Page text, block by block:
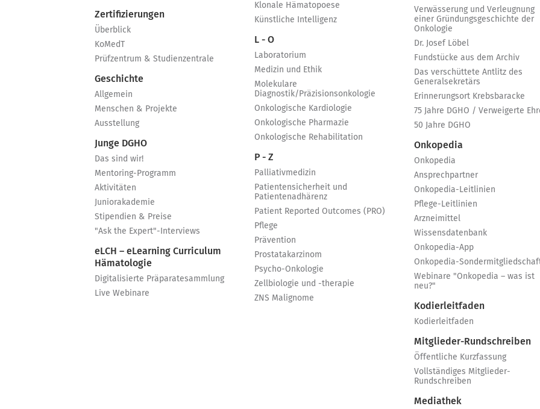
Zertifizierungen
Überblick
KoMedT
Prüfzentrum & Studienzentrale
Geschichte
Allgemein
Menschen & Projekte
Ausstellung
Junge DGHO
Das sind wir!
Mentoring-Programm
Aktivitäten
Juniorakademie
Stipendien & Preise
"Ask the Expert"-Interviews
eLCH – eLearning Curriculum
Hämatologie
Digitalisierte Präparatesammlung
Live Webinare
Klonale Hämatopoese
Künstliche Intelligenz
L - O
Laboratorium
Medizin und Ethik
Molekulare
Diagnostik/Präzisionsonkologie
Onkologische Kardiologie
Onkologische Pharmazie
Onkologische Rehabilitation
P - Z
Palliativmedizin
Patientensicherheit und
Patientenadhärenz
Patient Reported Outcomes (PRO)
Pflege
Prävention
Prostatakarzinom
Psycho-Onkologie
Zellbiologie und -therapie
ZNS Malignome
Verwässerung und Verleugnung
einer Gründungsgeschichte der
Onkologie
Dr. Josef Löbel
Fundstücke aus dem Archiv
Das verschüttete Antlitz des
Generalsekretärs
Erinnerungsort Krebsbaracke
75 Jahre DGHO / Verweigerte
50 Jahre DGHO
Onkopedia
Onkopedia
Ansprechpartner
Onkopedia-Leitlinien
Pflege-Leitlinien
Arzneimittel
Wissensdatenbank
Onkopedia-App
Onkopedia-
Webinare "Onkopedia – was ist
neu?"
Kodierleitfaden
Kodierleitfaden
Mitglieder-Rundschreiben
Öffentliche Kurzfassung
Vollständiges Mitglieder-
Rundschreiben
Mediathek